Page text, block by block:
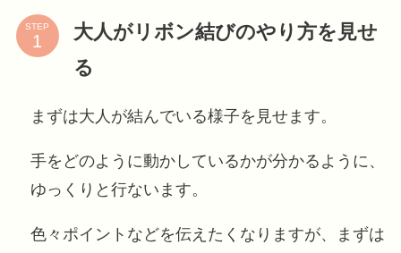
STEP
大人がリボン結びのやり方を見せ
る
まずは大人が結んでいる様子を見せます。
手をどのように動かしているかが分かるように、
ゆっくりと行ないます。
色々ポイントなどを伝えたくなりますが、まずは